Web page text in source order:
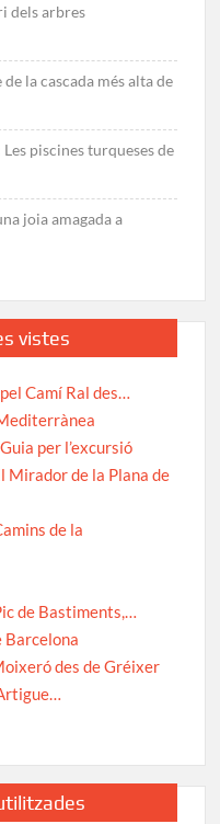
dels arbres
la cascada més alta de
piscines turqueses de
joia amagada a
vistes
Camí Ral des…
per l’excursió
Mirador de la Plana de
de la
de Bastiments,…
Barcelona
des de Gréixer